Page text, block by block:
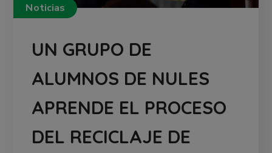
Noticias
UN GRUPO DE
ALUMNOS DE NULES
APRENDE EL PROCESO
DEL RECICLAJE DE